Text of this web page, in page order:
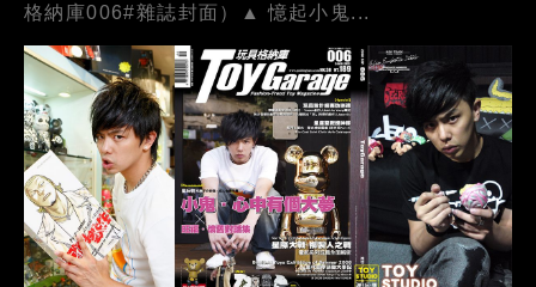
格納庫006#雜誌封面）▲ 憶起小鬼...